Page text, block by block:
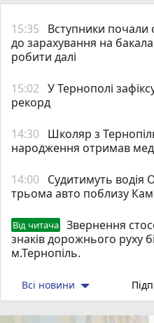
15:35
Вступники почали
до зарахування на
робити далі
15:02 У Тернополі
рекорд
14:30 Школяр з
народження отримав
14:00 Судитимуть водія
трьома авто поблизу
Від читача
Звернення
знаків дорожнього руху
м.Тернопіль.
Всі новини